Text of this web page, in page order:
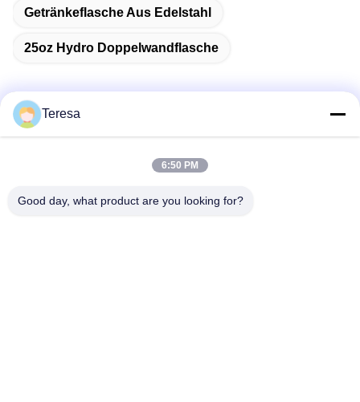
Getränkeflasche Aus Edelstahl
25oz Hydro Doppelwandflasche
Nein, nicht wirklich.53, SCIENCE AVENUE, HIGH-TECH
Teresa
6:50 PM
Good day, what product are you looking for?